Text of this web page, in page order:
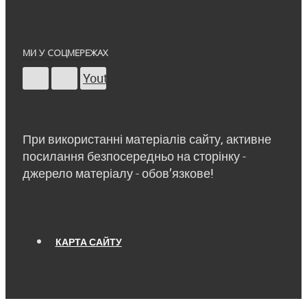
МИ У СОЦМЕРЕЖАХ
Youtube
При використанні матеріалів сайту, активне
посилання безпосередньо на сторінку -
джерело матеріалу - обов’язкове!
КАРТА САЙТУ